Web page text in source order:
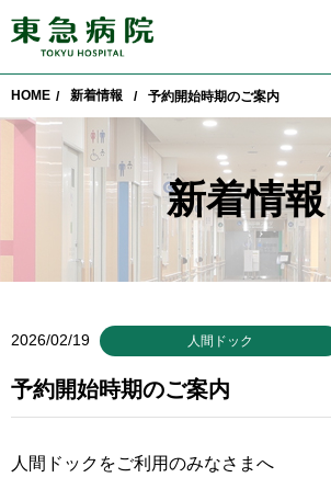
HOME / 新着情報 / 予約開始時期のご案内
新着情報
2026/02/19 人間ドック
予約開始時期のご案内
人間ドックをご利用のみなさまへ